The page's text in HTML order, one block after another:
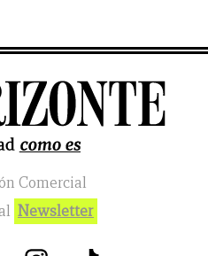
Comercial
Newsletter